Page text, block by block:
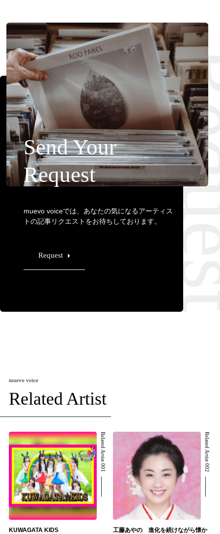
Send Your
Request
muevo voiceでは、あなたの気になるアーティス
トの記事リクエストをお待ちしております。
Request
muevo voice
Related Artist
Related Artist 001
KUWAGATA KIDS
Related Artist 002
工藤あやの 進化を続けながら懐か